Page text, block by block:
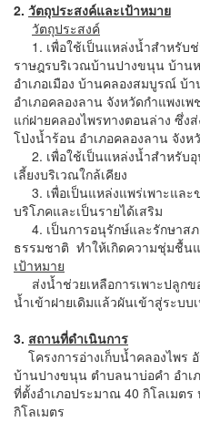
2. วัตถุประสงค์และเป้าหมาย
วัตถุประสงค์
1. เพื่อใช้เป็นแหล่งน้ำสำหรับช่
ราษฎรบริเวณบ้านปางขนุน บ้าน
อำเภอเมือง บ้านคลองสมบูรณ์ บ้
อำเภอคลองลาน จังหวัดกำแพงเ
แก่ฝายคลองไพรทางตอนล่าง ซึ่ง
โป่งน้ำร้อน อำเภอคลองลาน จังห
2. เพื่อใช้เป็นแหล่งน้ำสำหรับ
เลี้ยงบริเวณใกล้เคียง
3. เพื่อเป็นแหล่งแพร่เพาะแล
บริโภคและเป็นรายได้เสริม
4. เป็นการอนุรักษ์และรักษาส
ธรรมชาติ ทำให้เกิดความชุ่มชื้น
เป้าหมาย
ส่งน้ำช่วยเหลือการเพาะปลูก
น้ำเข้าฝายเดิมแล้วผันเข้าสู่ระบบ
3. สถานที่ดำเนินการ
โครงการอ่างเก็บน้ำคลองไพร
บ้านปางขนุน ตำบลนาบ่อคำ อำเ
ที่ตั้งอำเภอประมาณ 40 กิโลเมต
กิโลเมตร